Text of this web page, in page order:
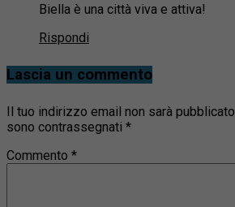
Biella è una città viva e attiva!
Rispondi
Lascia un commento
Il tuo indirizzo email non sarà pubblicato.
sono contrassegnati *
Commento *